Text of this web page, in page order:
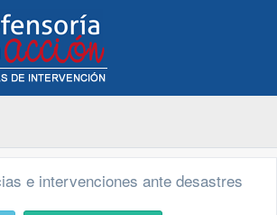
e intervenciones ante desastres